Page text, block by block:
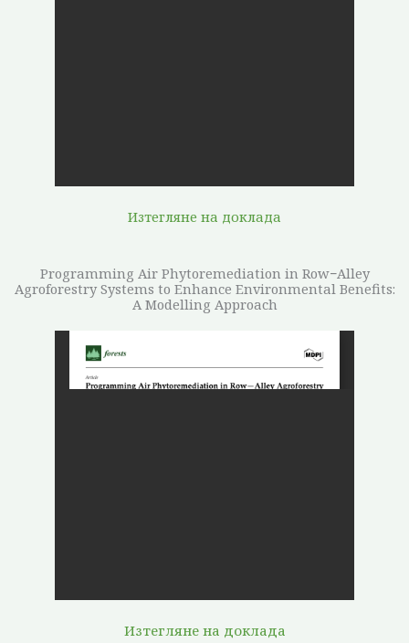
Изтегляне на доклада
Programming Air Phytoremediation in Row−Alley
Agroforestry Systems to Enhance Environmental Benefits:
A Modelling Approach
Изтегляне на доклада